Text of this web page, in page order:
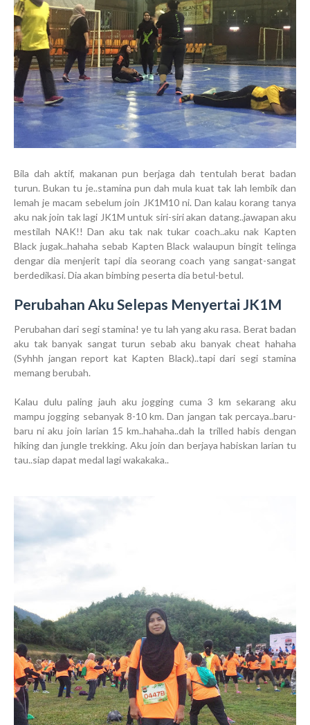
Bila dah aktif, makanan pun berjaga dah tentulah berat badan
turun. Bukan tu je..stamina pun dah mula kuat tak lah lembik dan
lemah je macam sebelum join JK1M10 ni. Dan kalau korang tanya
aku nak join tak lagi JK1M untuk siri-siri akan datang..jawapan aku
mestilah NAK!! Dan aku tak nak tukar coach..aku nak Kapten
Black jugak..hahaha sebab Kapten Black walaupun bingit telinga
dengar dia menjerit tapi dia seorang coach yang sangat-sangat
berdedikasi. Dia akan bimbing peserta dia betul-betul.
Perubahan Aku Selepas Menyertai JK1M
Perubahan dari segi stamina! ye tu lah yang aku rasa. Berat badan
aku tak banyak sangat turun sebab aku banyak cheat hahaha
(Syhhh jangan report kat Kapten Black)..tapi dari segi stamina
memang berubah.
Kalau dulu paling jauh aku jogging cuma 3 km sekarang aku
mampu jogging sebanyak 8-10 km. Dan jangan tak percaya..baru-
baru ni aku join larian 15 km..hahaha..dah la trilled habis dengan
hiking dan jungle trekking. Aku join dan berjaya habiskan larian tu
tau..siap dapat medal lagi wakakaka..